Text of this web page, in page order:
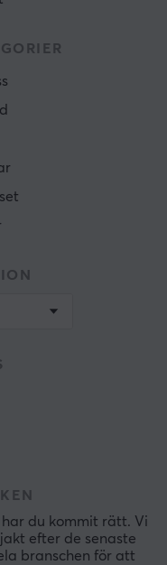
du kommit rätt. Vi
efter de senaste
branschen för att